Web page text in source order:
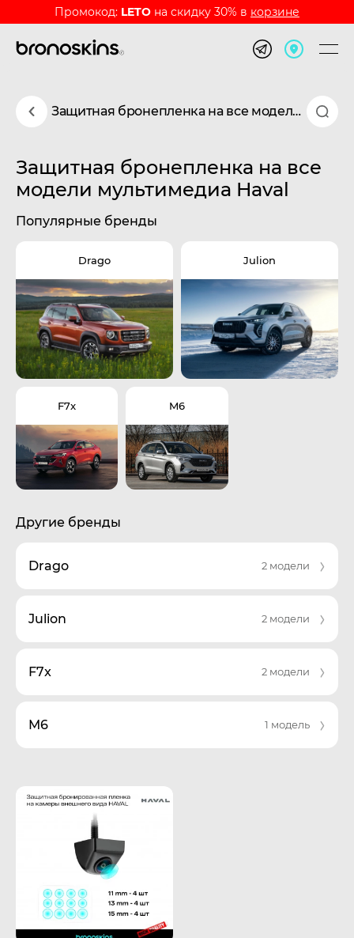
Промокод: LETO на скидку 30% в корзине
Защитная бронепленка на все модели мультимедиа Haval
Защитная бронепленка на все
модели мультимедиа Haval
Популярные бренды
Drago Julion
F7x M6
Другие бренды
Drago 2 модели
Julion 2 модели
F7x 2 модели
M6 1 модель